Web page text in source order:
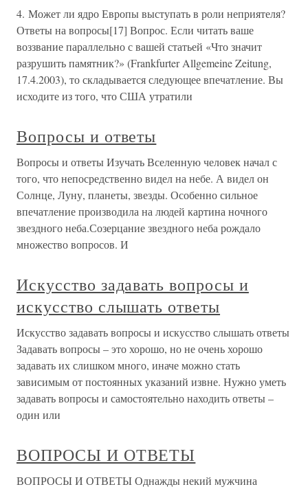
4. Может ли ядро Европы выступать в роли неприятеля?
Ответы на вопросы[17] Вопрос. Если читать ваше
воззвание параллельно с вашей статьей «Что значит
разрушить памятник?» (Frankfurter Allgemeine Zeitung,
17.4.2003), то складывается следующее впечатление. Вы
исходите из того, что США утратили
Вопросы и ответы
Вопросы и ответы Изучать Вселенную человек начал с
того, что непосредственно видел на небе. А видел он
Солнце, Луну, планеты, звезды. Особенно сильное
впечатление производила на людей картина ночного
звездного неба.Созерцание звездного неба рождало
множество вопросов. И
Искусство задавать вопросы и
искусство слышать ответы
Искусство задавать вопросы и искусство слышать ответы
Задавать вопросы – это хорошо, но не очень хорошо
задавать их слишком много, иначе можно стать
зависимым от постоянных указаний извне. Нужно уметь
задавать вопросы и самостоятельно находить ответы –
один или
ВОПРОСЫ И ОТВЕТЫ
ВОПРОСЫ И ОТВЕТЫ Однажды некий мужчина